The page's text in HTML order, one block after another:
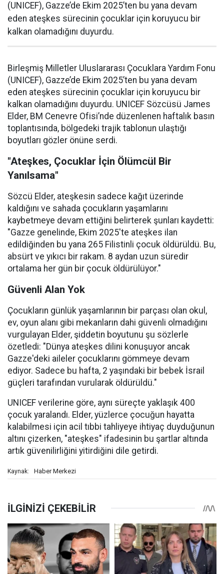
(UNICEF), Gazze’de Ekim 2025’ten bu yana devam
eden ateşkes sürecinin çocuklar için koruyucu bir
kalkan olamadığını duyurdu.
Birleşmiş Milletler Uluslararası Çocuklara Yardım Fonu
(UNICEF), Gazze’de Ekim 2025’ten bu yana devam
eden ateşkes sürecinin çocuklar için koruyucu bir
kalkan olamadığını duyurdu. UNICEF Sözcüsü James
Elder, BM Cenevre Ofisi’nde düzenlenen haftalık basın
toplantısında, bölgedeki trajik tablonun ulaştığı
boyutları gözler önüne serdi.
"Ateşkes, Çocuklar İçin Ölümcül Bir
Yanılsama"
Sözcü Elder, ateşkesin sadece kağıt üzerinde
kaldığını ve sahada çocukların yaşamlarını
kaybetmeye devam ettiğini belirterek şunları kaydetti:
"Gazze genelinde, Ekim 2025'te ateşkes ilan
edildiğinden bu yana 265 Filistinli çocuk öldürüldü. Bu,
absürt ve yıkıcı bir rakam. 8 aydan uzun süredir
ortalama her gün bir çocuk öldürülüyor."
Güvenli Alan Yok
Çocukların günlük yaşamlarının bir parçası olan okul,
ev, oyun alanı gibi mekanların dahi güvenli olmadığını
vurgulayan Elder, şiddetin boyutunu şu sözlerle
özetledi: "Dünya ateşkes dilini konuşuyor ancak
Gazze'deki aileler çocuklarını gömmeye devam
ediyor. Sadece bu hafta, 2 yaşındaki bir bebek İsrail
güçleri tarafından vurularak öldürüldü."
UNICEF verilerine göre, aynı süreçte yaklaşık 400
çocuk yaralandı. Elder, yüzlerce çocuğun hayatta
kalabilmesi için acil tıbbi tahliyeye ihtiyaç duyduğunun
altını çizerken, "ateşkes" ifadesinin bu şartlar altında
artık güvenilirliğini yitirdiğini dile getirdi.
Kaynak: Haber Merkezi